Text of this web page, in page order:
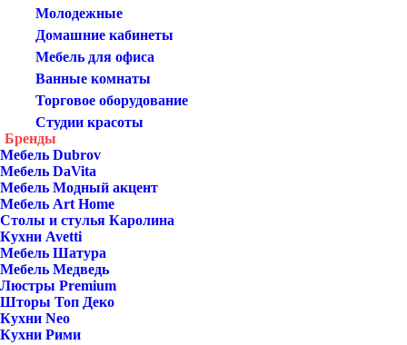
Молодежные
Домашние кабинеты
Мебель для офиса
Ванные комнаты
Торговое оборудование
Студии красоты
Бренды
Мебель Dubrov
Мебель DaVita
Мебель Модный акцент
Мебель Art Home
Столы и стулья Каролина
Кухни Avetti
Мебель Шатура
Мебель Медведь
Люстры Premium
Шторы Топ Деко
Кухни Neo
Кухни Рими